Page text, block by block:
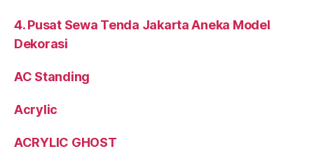
4. Pusat Sewa Tenda Jakarta Aneka Model
Dekorasi
AC Standing
Acrylic
ACRYLIC GHOST